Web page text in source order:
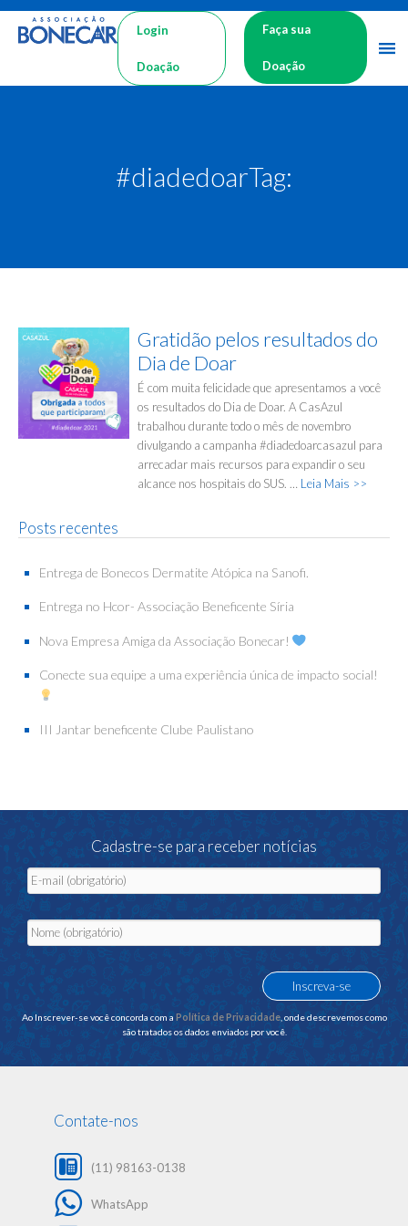
Login
Doação
Faça sua
Doação
#diadedoarTag:
Gratidão pelos resultados do
Dia de Doar
É com muita felicidade que apresentamos a você
os resultados do Dia de Doar. A CasAzul
trabalhou durante todo o mês de novembro
divulgando a campanha #diadedoarcasazul para
arrecadar mais recursos para expandir o seu
alcance nos hospitais do SUS. … Leia Mais >>
Posts recentes
Entrega de Bonecos Dermatite Atópica na Sanofi.
Entrega no Hcor- Associação Beneficente Síria
Nova Empresa Amiga da Associação Bonecar!
Conecte sua equipe a uma experiência única de impacto social!
III Jantar beneficente Clube Paulistano
Cadastre-se para receber notícias
Ao Inscrever-se você concorda com a Política de Privacidade, onde descrevemos como
são tratados os dados enviados por você.
Contate-nos
(11) 98163-0138
WhatsApp